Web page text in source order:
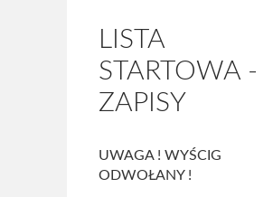
Strój kolarski ŻTC
Regulamin
LISTA
STARTOWA -
ZAPISY
UWAGA ! WYŚCIG
ODWOŁANY !